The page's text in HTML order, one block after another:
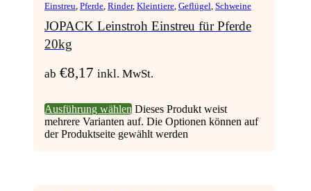
Einstreu, Pferde, Rinder, Kleintiere, Geflügel, Schweine
JOPACK Leinstroh Einstreu für Pferde
20kg
ab €8,17 inkl. MwSt.
Ausführung wählen Dieses Produkt weist
mehrere Varianten auf. Die Optionen können auf
der Produktseite gewählt werden